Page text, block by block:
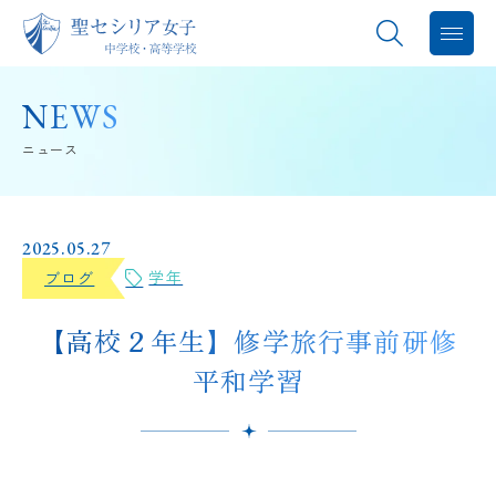
教育内容
進路指導
中学入試
NEWS
ニュース
2025.05.27
ブログ 学年
【高校２年生】修学旅行事前研修
平和学習